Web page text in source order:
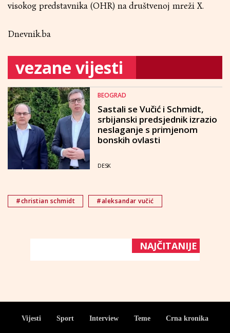
visokog predstavnika (OHR) na društvenoj mreži X.
Dnevnik.ba
vezane vijesti
BEOGRAD
Sastali se Vučić i Schmidt,
srbijanski predsjednik izrazio
neslaganje s primjenom
bonskih ovlasti
DESK
#christian schmidt #aleksandar vučić
NAJČITANIJE
Vijesti Sport Interview Teme Crna kronika